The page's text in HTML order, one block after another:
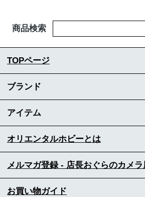
商品検索
TOPページ
ブランド
アイテム
オリエンタルホビーとは
メルマガ登録 - 店長おぐらのカメラ
お買い物ガイド